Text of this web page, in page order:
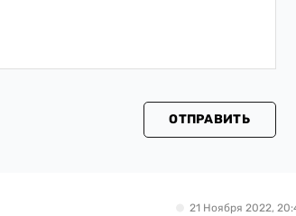
ОТПРАВИТЬ
21 Ноября 2022,